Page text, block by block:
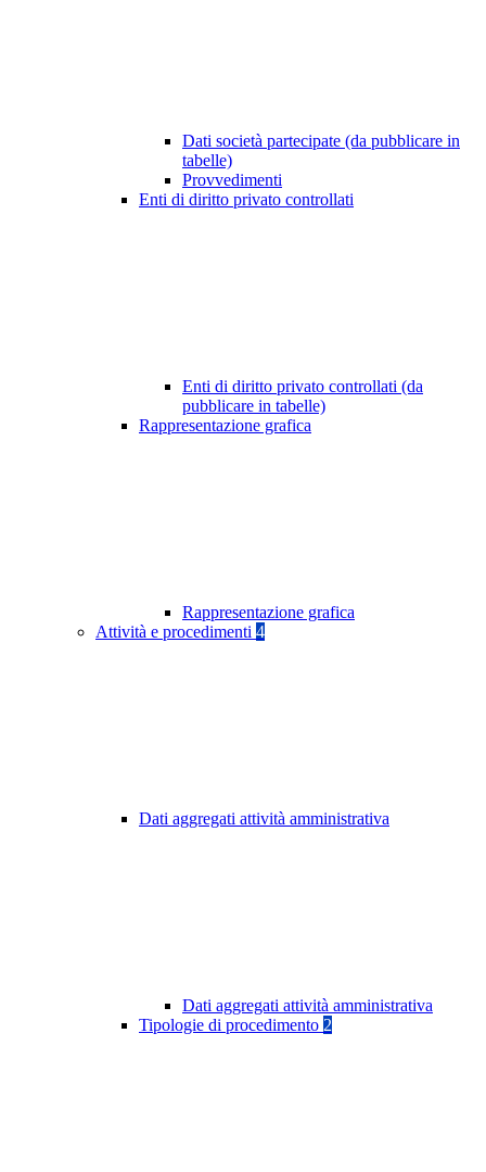
Dati società partecipate (da pubblicare in
tabelle)
Provvedimenti
Enti di diritto privato controllati
Enti di diritto privato controllati (da
pubblicare in tabelle)
Rappresentazione grafica
Rappresentazione grafica
Attività e procedimenti 4
Dati aggregati attività amministrativa
Dati aggregati attività amministrativa
Tipologie di procedimento 2